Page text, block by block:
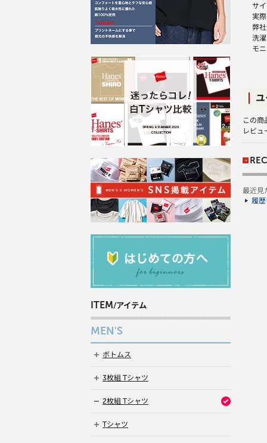
サ
実
弊
洗
モ
この商
レビュ
ITEM/アイテム
MEN'S
ボトムス
3枚組 Tシャツ
2枚組 Tシャツ
Tシャツ
最近見
履